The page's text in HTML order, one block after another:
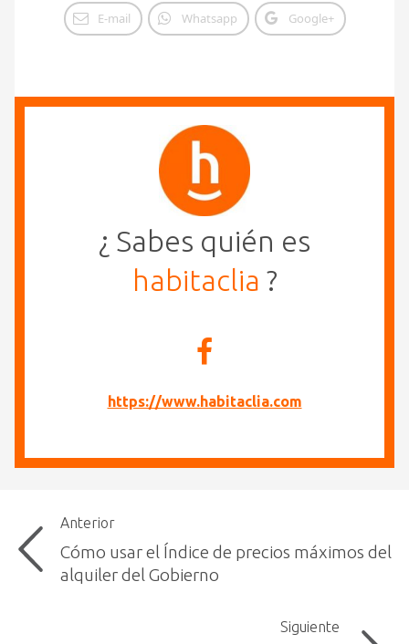
E-mail Whatsapp Google+
¿ Sabes quién es
habitaclia ?
https://www.habitaclia.com
Anterior
Cómo usar el Índice de precios máximos del
alquiler del Gobierno
Siguiente